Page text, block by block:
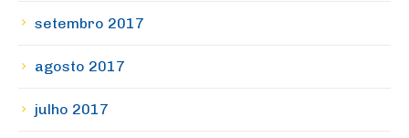
setembro 2017
agosto 2017
julho 2017